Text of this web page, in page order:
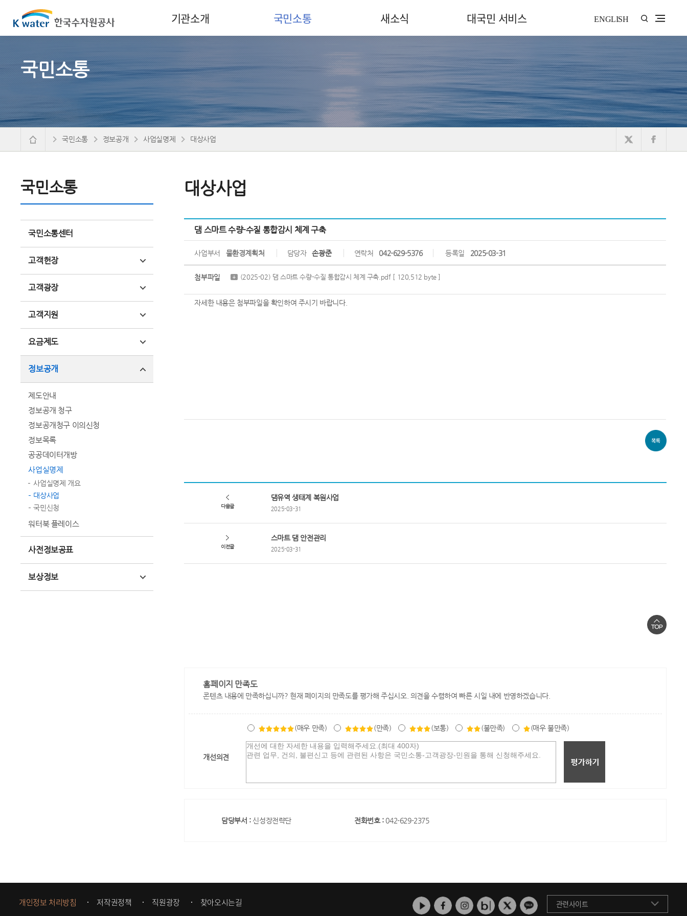
기관소개 국민소통 새소식 대국민 서비스 ENGLISH
국민소통
국민소통
국민소통센터
고객헌장
고객광장
고객지원
요금제도
정보공개
제도안내
정보공개 청구
정보공개청구 이의신청
정보목록
공공데이터개방
사업실명제
사업실명제 개요
대상사업
국민신청
워터북 플레이스
사전정보공표
보상정보
국민소통 정보공개 사업실명제 대상사업
대상사업
댐 스마트 수량-수질 통합감시 체계 구축
사업부서 물환경계획처 담당자 손광준 연락처 042-629-5376 등록일 2025-03-31
첨부파일 (2025-02) 댐 스마트 수량-수질 통합감시 체계 구축.pdf [ 120,512 byte ]
자세한 내용은 첨부파일을 확인하여 주시기 바랍니다.
다음글
댐유역 생태계 복원사업
2025-03-31
이전글
스마트 댐 안전관리
2025-03-31
홈페이지 만족도
콘텐츠 내용에 만족하십니까? 현재 페이지의 만족도를 평가해 주십시오. 의견을 수렴하여 빠른 시일 내에 반영하겠습니다.
(매우 만족) (만족) (보통) (불만족) (매우 불만족)
개선의견
담당부서 : 신성장전략단 전화번호 : 042-629-2375
개인정보 처리방침 저작권정책 직원광장 찾아오시는길 관련사이트